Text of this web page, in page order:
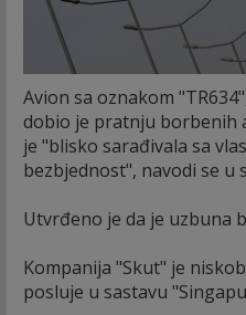
Avion sa oznakom
dobio je pratnju borbenih
je "blisko sarađivala sa
bezbjednost", navodi se u
Utvrđeno je da je uzbuna
Kompanija "Skut" je
posluje u sastavu